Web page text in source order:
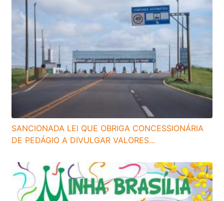
SANCIONADA LEI QUE OBRIGA CONCESSIONÁRIA
DE PEDÁGIO A DIVULGAR VALORES...